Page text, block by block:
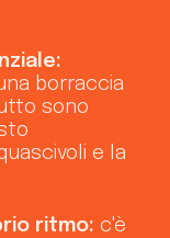
borraccia
sono
e la
ritmo: c'è